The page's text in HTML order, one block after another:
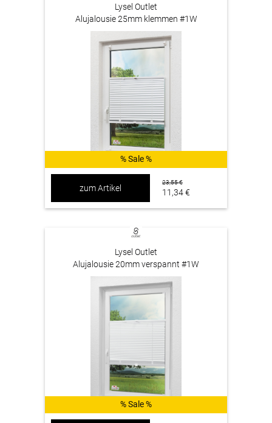
Lysel Outlet
Alujalousie 25mm klemmen #1W
% Sale %
zum Artikel
23,55 €
11,34 €
Lysel Outlet
Alujalousie 20mm verspannt #1W
% Sale %